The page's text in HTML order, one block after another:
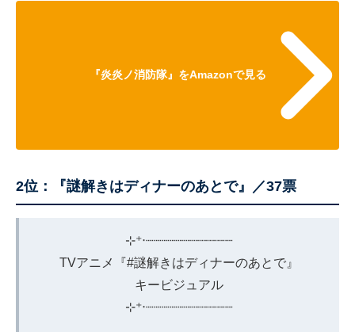
『炎炎ノ消防隊』をAmazonで見る
2位：『謎解きはディナーのあとで』／37票
⊹⁺‧┈┈┈┈┈┈┈┈┈┈┈
TVアニメ『#謎解きはディナーのあとで 』
キービジュアル
⊹⁺‧┈┈┈┈┈┈┈┈┈┈┈